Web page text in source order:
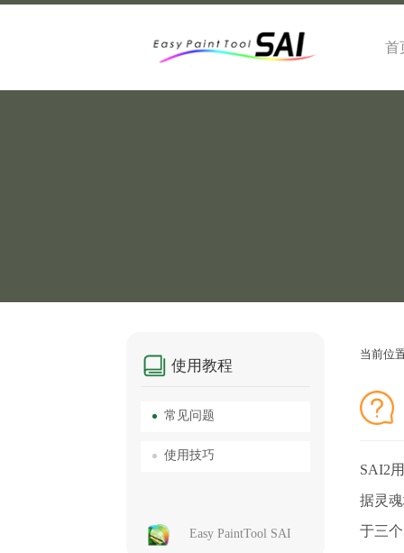
首
使用教程
常见问题
使用技巧
Easy PaintTool SAI
当前位
SAI2
据灵
于三